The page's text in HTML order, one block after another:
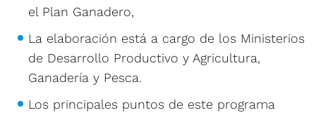
el Plan Ganadero,
La elaboración está a cargo de los Ministerios
de Desarrollo Productivo y Agricultura,
Ganadería y Pesca.
Los principales puntos de este programa